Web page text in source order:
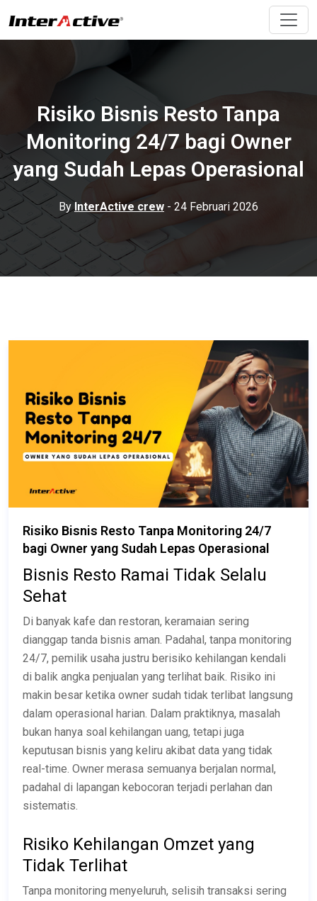
Risiko Bisnis Resto Tanpa
Monitoring 24/7 bagi Owner
yang Sudah Lepas Operasional
ByInterActive crew - 24 Februari 2026
Risiko Bisnis Resto Tanpa Monitoring 24/7
bagi Owner yang Sudah Lepas Operasional
Bisnis Resto Ramai Tidak Selalu
Sehat
Di banyak kafe dan restoran, keramaian sering
dianggap tanda bisnis aman. Padahal, tanpa monitoring
24/7, pemilik usaha justru berisiko kehilangan kendali
di balik angka penjualan yang terlihat baik. Risiko ini
makin besar ketika owner sudah tidak terlibat langsung
dalam operasional harian. Dalam praktiknya, masalah
bukan hanya soal kehilangan uang, tetapi juga
keputusan bisnis yang keliru akibat data yang tidak
real-time. Owner merasa semuanya berjalan normal,
padahal di lapangan kebocoran terjadi perlahan dan
sistematis.
Risiko Kehilangan Omzet yang
Tidak Terlihat
Tanpa monitoring menyeluruh, selisih transaksi sering